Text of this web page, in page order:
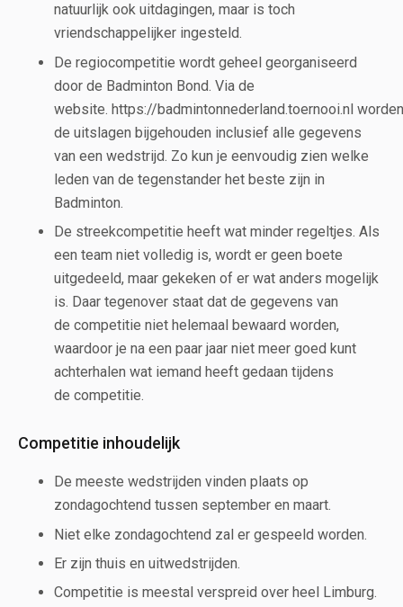
natuurlijk ook uitdagingen, maar is toch
vriendschappelijker ingesteld.
De regiocompetitie wordt geheel georganiseerd
door de Badminton Bond. Via de
website. https://badmintonnederland.toernooi.nl worden
de uitslagen bijgehouden inclusief alle gegevens
van een wedstrijd. Zo kun je eenvoudig zien welke
leden van de tegenstander het beste zijn in
Badminton.
De streekcompetitie heeft wat minder regeltjes. Als
een team niet volledig is, wordt er geen boete
uitgedeeld, maar gekeken of er wat anders mogelijk
is. Daar tegenover staat dat de gegevens van
de competitie niet helemaal bewaard worden,
waardoor je na een paar jaar niet meer goed kunt
achterhalen wat iemand heeft gedaan tijdens
de competitie.
Competitie inhoudelijk
De meeste wedstrijden vinden plaats op
zondagochtend tussen september en maart.
Niet elke zondagochtend zal er gespeeld worden.
Er zijn thuis en uitwedstrijden.
Competitie is meestal verspreid over heel Limburg.